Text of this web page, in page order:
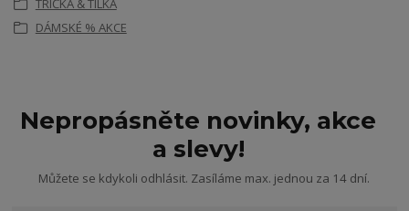
TRIČKA & TÍLKA
DÁMSKÉ % AKCE
Nepropásněte novinky, akce
a slevy!
Můžete se kdykoli odhlásit. Zasíláme max. jednou za 14 dní.